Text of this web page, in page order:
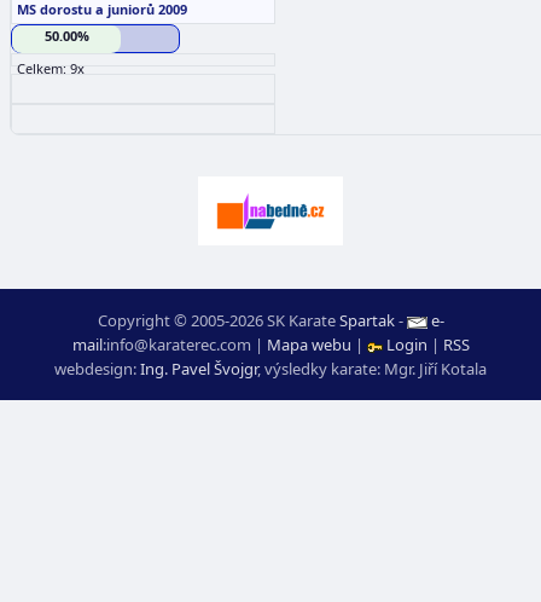
MS dorostu a juniorů 2009
50.00%
Celkem: 9x
Copyright © 2005-2026 SK KarateSpartak-
e-
mail:moc.ceretarak@ofni | Mapa webu | Login | RSS
webdesign:Ing. Pavel Švojgr,výsledky karate: Mgr. Jiří Kotala